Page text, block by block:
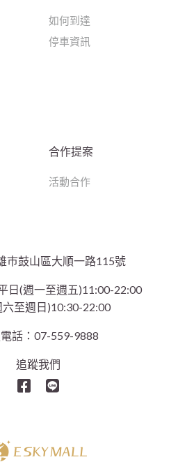
巿鼓山區大順一路115號
日(週一至週五)11:00-22:00
六至週日)10:30-22:00
話：07-559-9888
追蹤我們
如何到達
停車資訊
合作提案
活動合作